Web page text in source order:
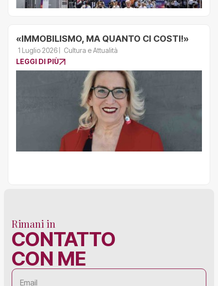
«IMMOBILISMO, MA QUANTO CI COSTI!»
1 Luglio 2026
Cultura e Attualità
LEGGI DI PIÙ
Rimani in
CONTATTO
CON ME